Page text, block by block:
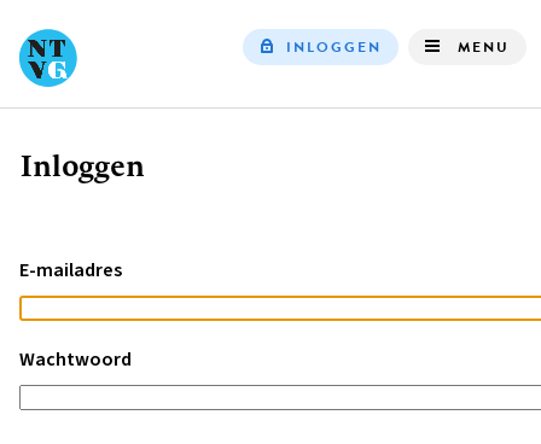
INLOGGEN MENU
Kruimelpad
Inloggen
E-mailadres
Wachtwoord